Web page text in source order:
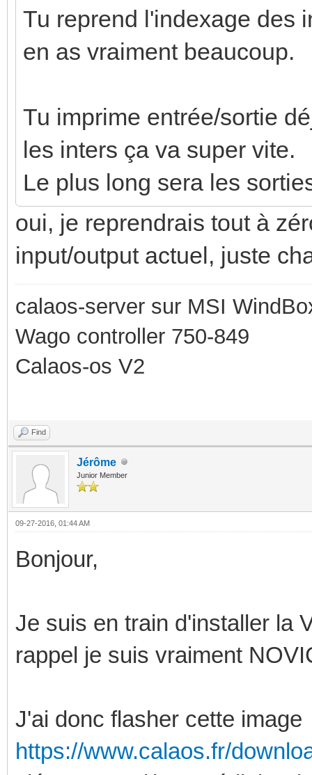
Tu reprend l'indexage des
en as vraiment beaucoup.
Tu imprime entrée/sortie
les inters ça va super vite.
Le plus long sera les
oui, je reprendrais tout à
input/output actuel, juste
calaos-server sur MSI
Wago controller 750-849
Calaos-os V2
Find
Jérôme
Junior Member
09-27-2016, 01:44 AM
Bonjour,
Je suis en train d'installer la
rappel je suis vraiment
J'ai donc flasher cette image
https://www.calaos.fr/